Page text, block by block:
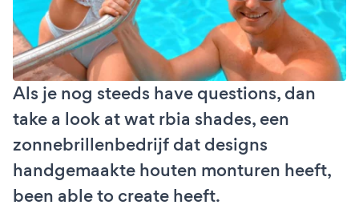
Als je nog steeds have questions, dan
take a look at wat rbia shades, een
zonnebrillenbedrijf dat designs
handgemaakte houten monturen heeft,
been able to create heeft.